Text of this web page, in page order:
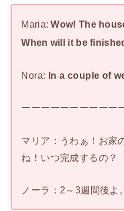
Maria:Wow! The
When will it be
Nora: In a couple of
ーーーーーーーーーー
マリア：うわぁ！お家
ね！いつ完成するの？
ノーラ：2～3週間後よ。